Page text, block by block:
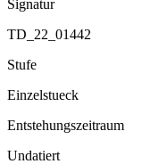
Signatur
TD_22_01442
Stufe
Einzelstueck
Entstehungszeitraum
Undatiert